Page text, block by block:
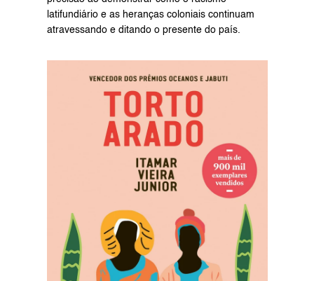
latifundiário e as heranças coloniais continuam
atravessando e ditando o presente do país.